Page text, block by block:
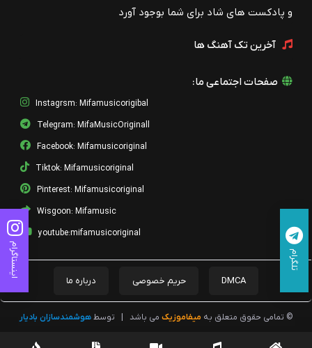
40 - Kudret-Vezir
تویگار ایشیکلی
تویگار ایشیکلی
versiyon)
44 - Mahser Yeri
تویگار ایشیکلی
45 - Kudret
تویگار ایشیکلی
47 - Beni Affet Oglum
و پادکست های شاد برای شما بوجود آورد
آخرین تک آهنگ ها
صفحات اجتماعی ما:
Instagrsm: Mifamusicorigibal
Telegram: MifaMusicOriginall
Facebook: Mifamusicoriginal
Tiktok: Mifamusicoriginal
Pinterest: Mifamusicoriginal
Wisgoon: Mifamusic
youtube:mifamusicoriginal
DMCA حریم خصوصی درباره ما
© تمامی حقوق متعلق به میفاموزیک می باشد توسطهوشمندسازان بادیار
اینستاگرام تلگرام